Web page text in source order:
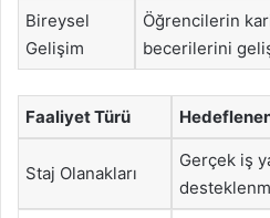
Bireysel
Gelişim
Öğrencilerin
becerilerini
Faaliyet Türü
Staj Olanakları
Gerçek iş